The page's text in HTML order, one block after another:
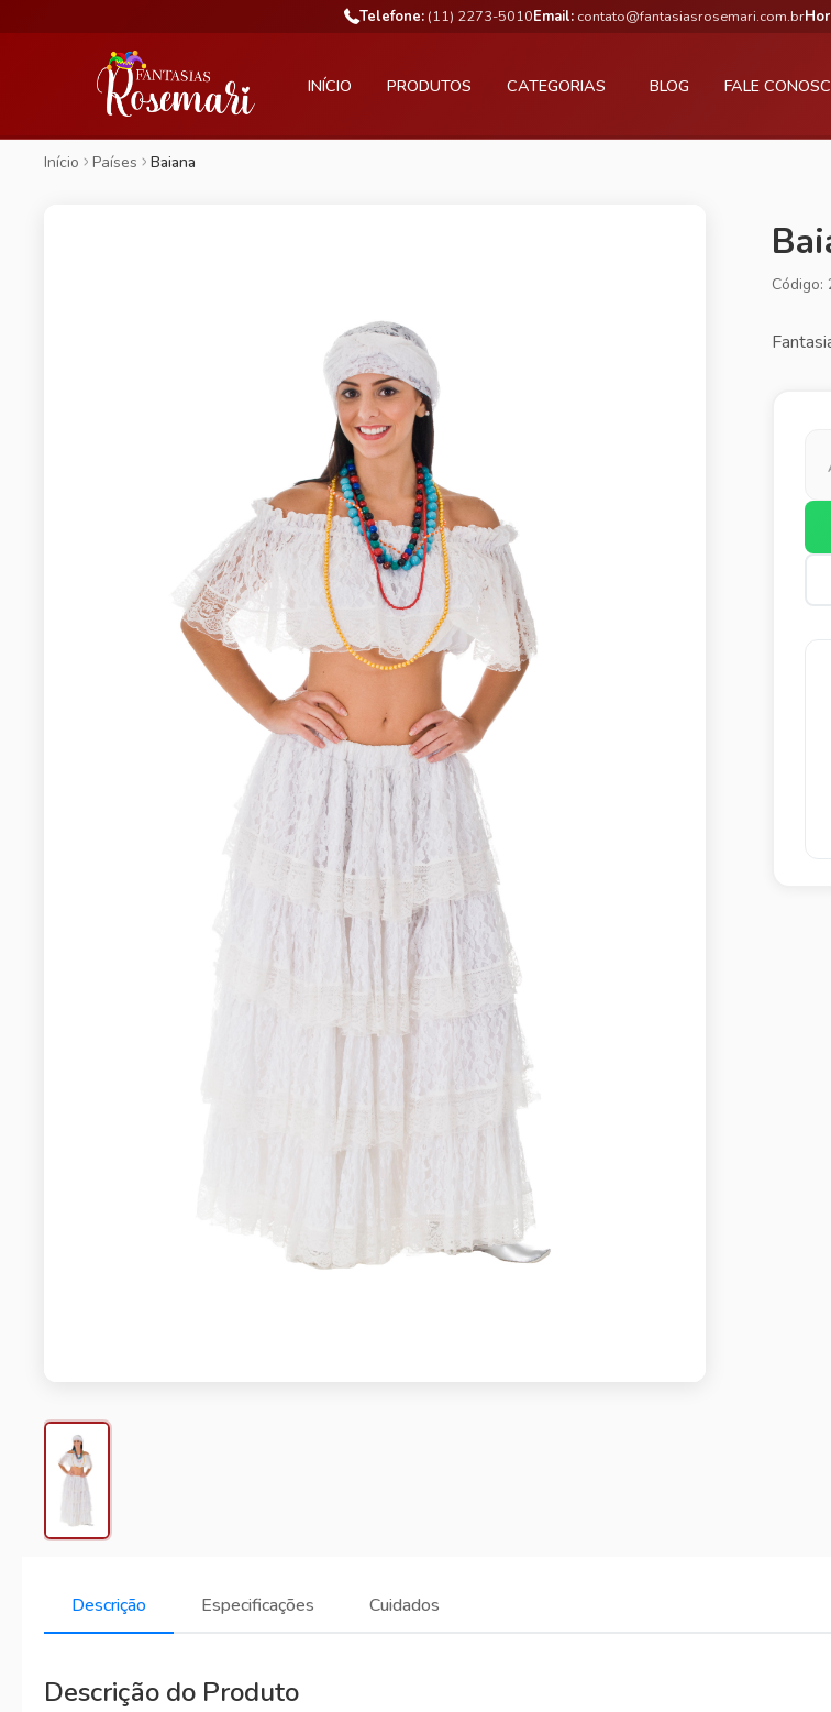
Telefone: (11) 2273-5010Email: contato@fantasiasrosemari.com.br
INÍCIO PRODUTOS CATEGORIAS BLOG FALE
Início Países Baiana
Código:
Descrição Especificações Cuidados
Descrição do Produto